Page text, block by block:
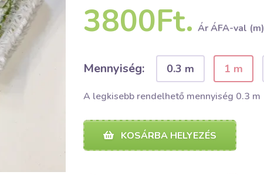
3800Ft. Ár ÁFA-val (m)
Mennyiség: 0.3 m 1 m
A legkisebb rendelhető mennyiség 0.3 m
KOSÁRBA HELYEZÉS